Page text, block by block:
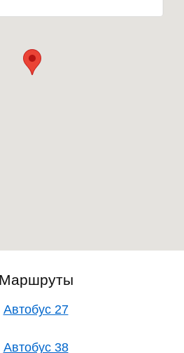
Маршруты
Автобус 27
Автобус 38